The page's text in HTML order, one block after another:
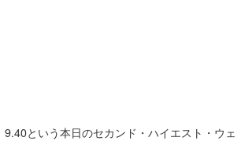
9.40という本日のセカンド・ハイエスト・ウェ